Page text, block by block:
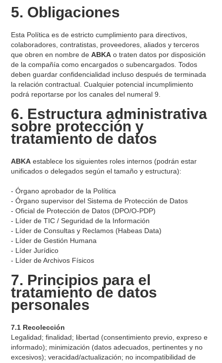
5. Obligaciones
Esta Política es de estricto cumplimiento para directivos,
colaboradores, contratistas, proveedores, aliados y terceros
que obren en nombre deABKA o traten datos por disposición
de la compañía como encargados o subencargados. Todos
deben guardar confidencialidad incluso después de terminada
la relación contractual. Cualquier potencial incumplimiento
podrá reportarse por los canales del numeral 9.
6. Estructura administrativa
sobre protección y
tratamiento de datos
ABKA establece los siguientes roles internos (podrán estar
unificados o delegados según el tamaño y estructura):
- Órgano aprobador de la Política
- Órgano supervisor del Sistema de Protección de Datos
- Oficial de Protección de Datos (DPO/O-PDP)
- Líder de TIC / Seguridad de la Información
- Líder de Consultas y Reclamos (Habeas Data)
- Líder de Gestión Humana
- Líder Jurídico
- Líder de Archivos Físicos
7. Principios para el
tratamiento de datos
personales
7.1 Recolección
Legalidad; finalidad; libertad (consentimiento previo, expreso e
informado); minimización (datos adecuados, pertinentes y no
excesivos); veracidad/actualización; no incompatibilidad de